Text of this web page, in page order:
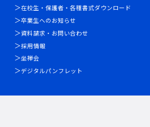
在校生・保護者・各種書式ダウンロード
卒業生へのお知らせ
資料請求・お問い合わせ
採用情報
坐禅会
デジタルパンフレット